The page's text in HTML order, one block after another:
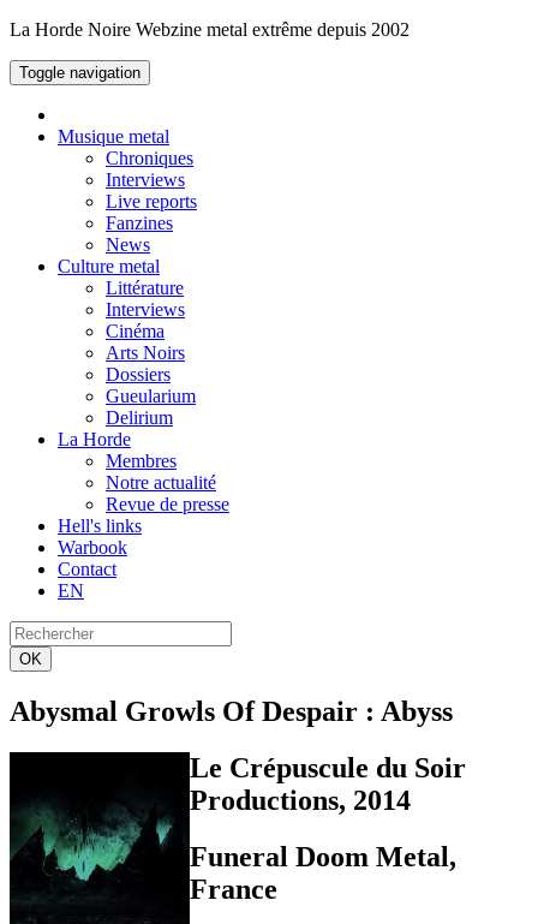
La Horde Noire Webzine metal extrême depuis 2002
Toggle navigation
Musique metal
Chroniques
Interviews
Live reports
Fanzines
News
Culture metal
Littérature
Interviews
Cinéma
Arts Noirs
Dossiers
Gueularium
Delirium
La Horde
Membres
Notre actualité
Revue de presse
Hell's links
Warbook
Contact
EN
OK
Abysmal Growls Of Despair : Abyss
Le Crépuscule du Soir
Productions, 2014
Funeral Doom Metal,
France